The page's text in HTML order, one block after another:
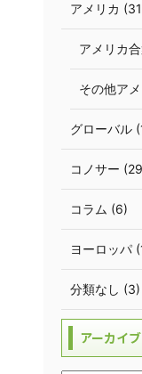
アメリカ
アメリカ
その他ア
グローバル
コノサー
コラム (6)
ヨーロッパ
分類なし (3)
アーカイブ